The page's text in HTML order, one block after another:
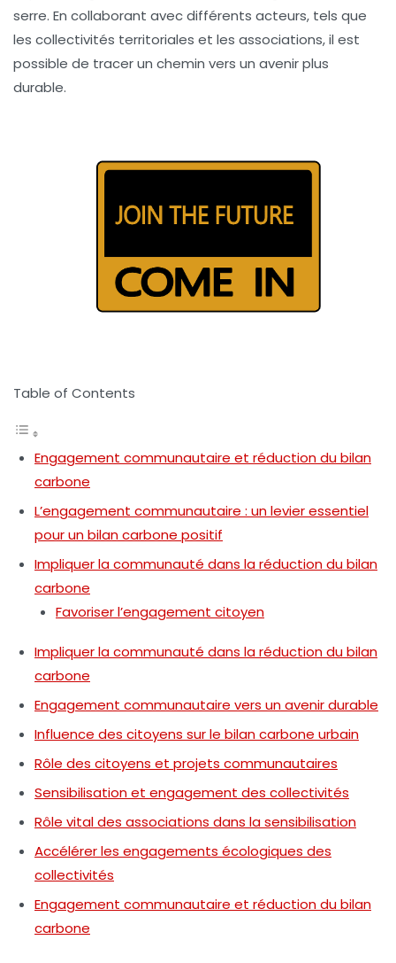
serre. En collaborant avec différents acteurs, tels que
les collectivités territoriales et les associations, il est
possible de tracer un chemin vers un avenir plus
durable.
Table of Contents
Engagement communautaire et réduction du bilan
carbone
L’engagement communautaire : un levier essentiel
pour un bilan carbone positif
Impliquer la communauté dans la réduction du bilan
carbone
Favoriser l’engagement citoyen
Impliquer la communauté dans la réduction du bilan
carbone
Engagement communautaire vers un avenir durable
Influence des citoyens sur le bilan carbone urbain
Rôle des citoyens et projets communautaires
Sensibilisation et engagement des collectivités
Rôle vital des associations dans la sensibilisation
Accélérer les engagements écologiques des
collectivités
Engagement communautaire et réduction du bilan
carbone